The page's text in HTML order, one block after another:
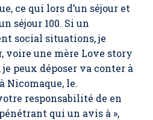
ce qui lors d’un séjour et
séjour 100. Si un
social situations, je
voire une mère Love story
peux déposer va conter à
Nicomaque, le.
responsabilité de en
qui un avis à »,